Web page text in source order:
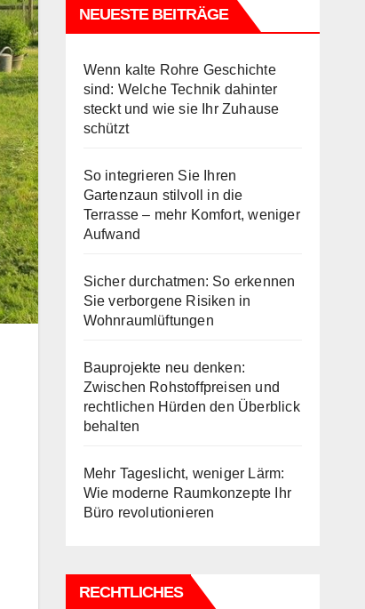
NEUESTE BEITRÄGE
Wenn kalte Rohre Geschichte
sind: Welche Technik dahinter
steckt und wie sie Ihr Zuhause
schützt
So integrieren Sie Ihren
Gartenzaun stilvoll in die
Terrasse – mehr Komfort, weniger
Aufwand
Sicher durchatmen: So erkennen
Sie verborgene Risiken in
Wohnraumlüftungen
Bauprojekte neu denken:
Zwischen Rohstoffpreisen und
rechtlichen Hürden den Überblick
behalten
Mehr Tageslicht, weniger Lärm:
Wie moderne Raumkonzepte Ihr
Büro revolutionieren
RECHTLICHES